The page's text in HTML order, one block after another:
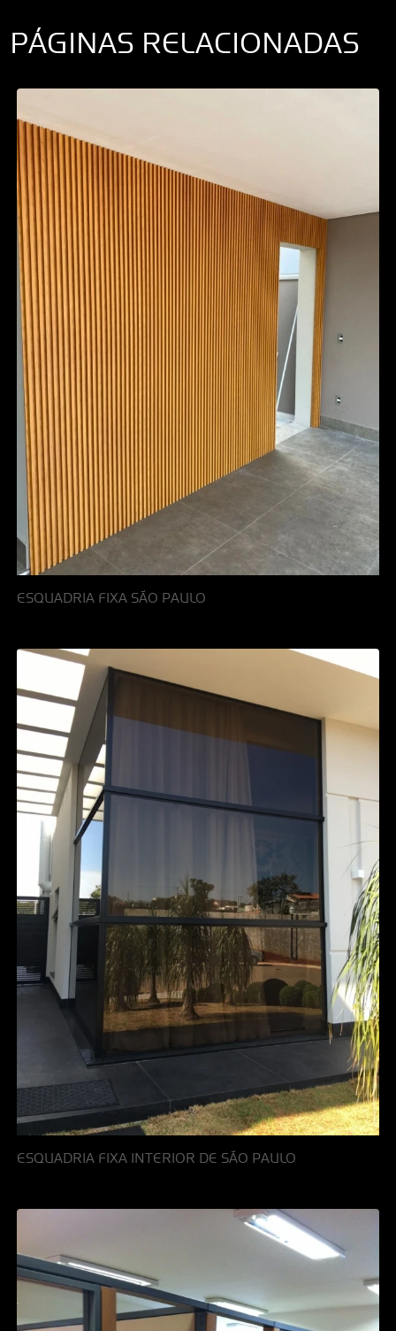
PÁGINAS RELACIONADAS
ESQUADRIA FIXA SÃO PAULO
ESQUADRIA FIXA INTERIOR DE SÃO PAULO